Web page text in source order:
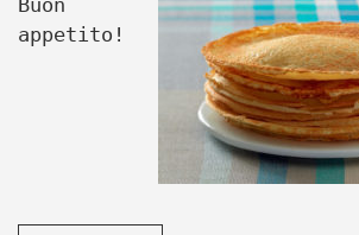
Buon
appetito!